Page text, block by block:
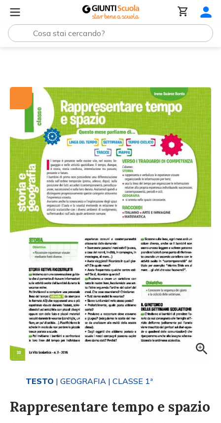
TESTO | GEOGRAFIA | CLASSE 1ª
Rappresentare tempo e spazio